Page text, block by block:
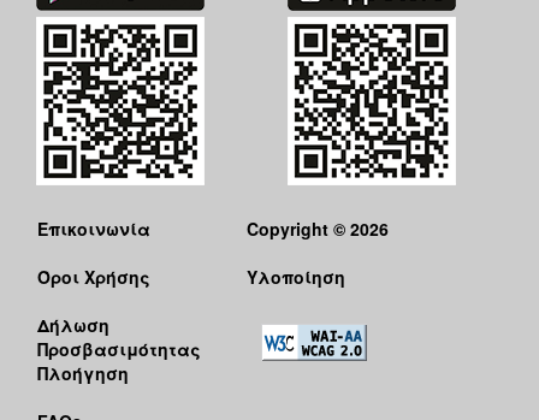
Επικοινωνία
Όροι Χρήσης
Δήλωση
Προσβασιμότητας
Πλοήγηση
Copyright © 2026
Υλοποίηση